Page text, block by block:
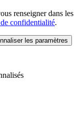
renseigner dans les
confidentialité.
les paramètres